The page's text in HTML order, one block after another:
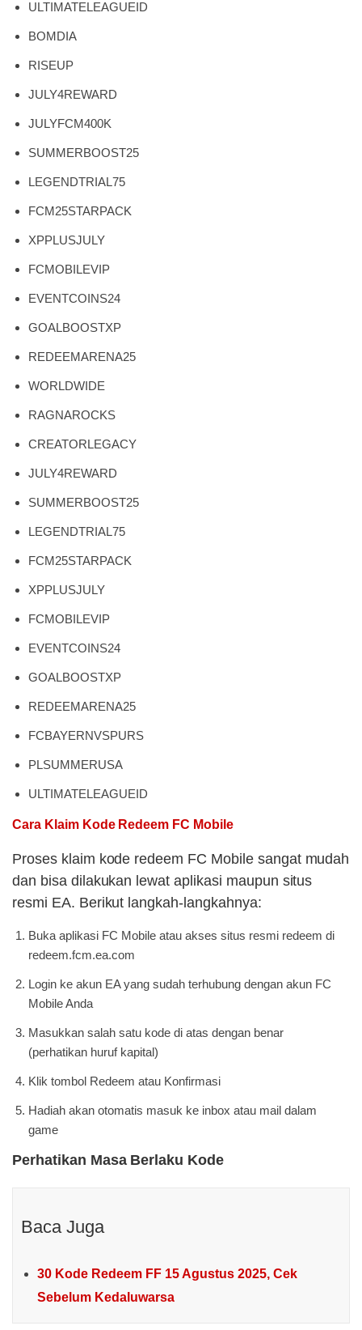
ULTIMATELEAGUEID
BOMDIA
RISEUP
JULY4REWARD
JULYFCM400K
SUMMERBOOST25
LEGENDTRIAL75
FCM25STARPACK
XPPLUSJULY
FCMOBILEVIP
EVENTCOINS24
GOALBOOSTXP
REDEEMARENA25
WORLDWIDE
RAGNAROCKS
CREATORLEGACY
JULY4REWARD
SUMMERBOOST25
LEGENDTRIAL75
FCM25STARPACK
XPPLUSJULY
FCMOBILEVIP
EVENTCOINS24
GOALBOOSTXP
REDEEMARENA25
FCBAYERNVSPURS
PLSUMMERUSA
ULTIMATELEAGUEID
Cara Klaim Kode Redeem FC Mobile
Proses klaim kode redeem FC Mobile sangat mudah
dan bisa dilakukan lewat aplikasi maupun situs
resmi EA. Berikut langkah-langkahnya:
Buka aplikasi FC Mobile atau akses situs resmi redeem di
redeem.fcm.ea.com
Login ke akun EA yang sudah terhubung dengan akun FC
Mobile Anda
Masukkan salah satu kode di atas dengan benar
(perhatikan huruf kapital)
Klik tombol Redeem atau Konfirmasi
Hadiah akan otomatis masuk ke inbox atau mail dalam
game
Perhatikan Masa Berlaku Kode
Baca Juga
30 Kode Redeem FF 15 Agustus 2025, Cek
Sebelum Kedaluwarsa